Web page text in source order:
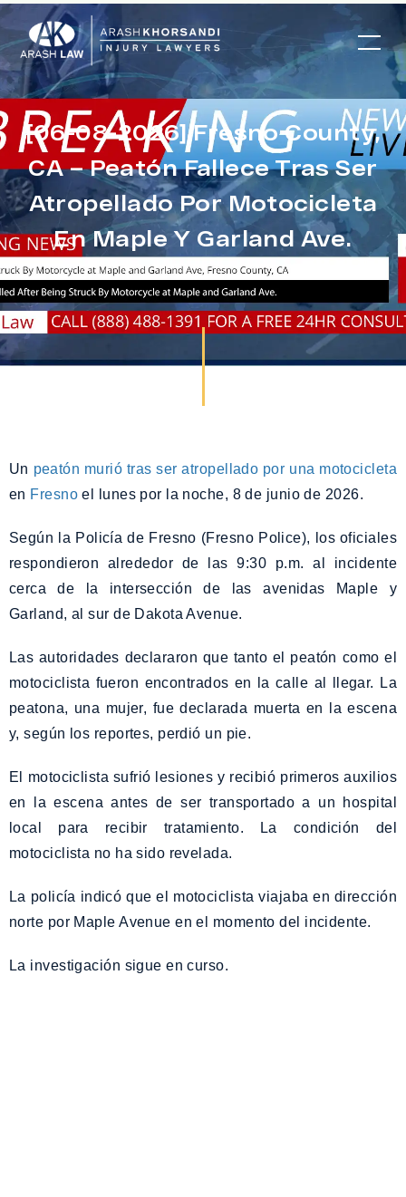
[06-08-2026] Fresno County,
CA – Peatón Fallece Tras Ser
Atropellado Por Motocicleta
En Maple Y Garland Ave.
Un peatón murió tras ser atropellado por una motocicleta
en Fresnoel lunes por la noche, 8 de junio de 2026.
Según la Policía de Fresno (Fresno Police), los oficiales
respondieron alrededor de las 9:30 p.m. al incidente
cerca de la intersección de las avenidas Maple y
Garland, al sur de Dakota Avenue.
Las autoridades declararon que tanto el peatón como el
motociclista fueron encontrados en la calle al llegar. La
peatona, una mujer, fue declarada muerta en la escena
y, según los reportes, perdió un pie.
El motociclista sufrió lesiones y recibió primeros auxilios
en la escena antes de ser transportado a un hospital
local para recibir tratamiento. La condición del
motociclista no ha sido revelada.
La policía indicó que el motociclista viajaba en dirección
norte por Maple Avenue en el momento del incidente.
La investigación sigue en curso.